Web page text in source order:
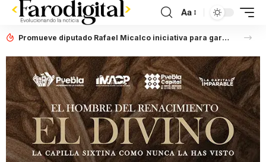
Aa
Promueve diputado Rafael Micalco iniciativa para garantizar que datos personales sean tratados con seguridad y privacidad